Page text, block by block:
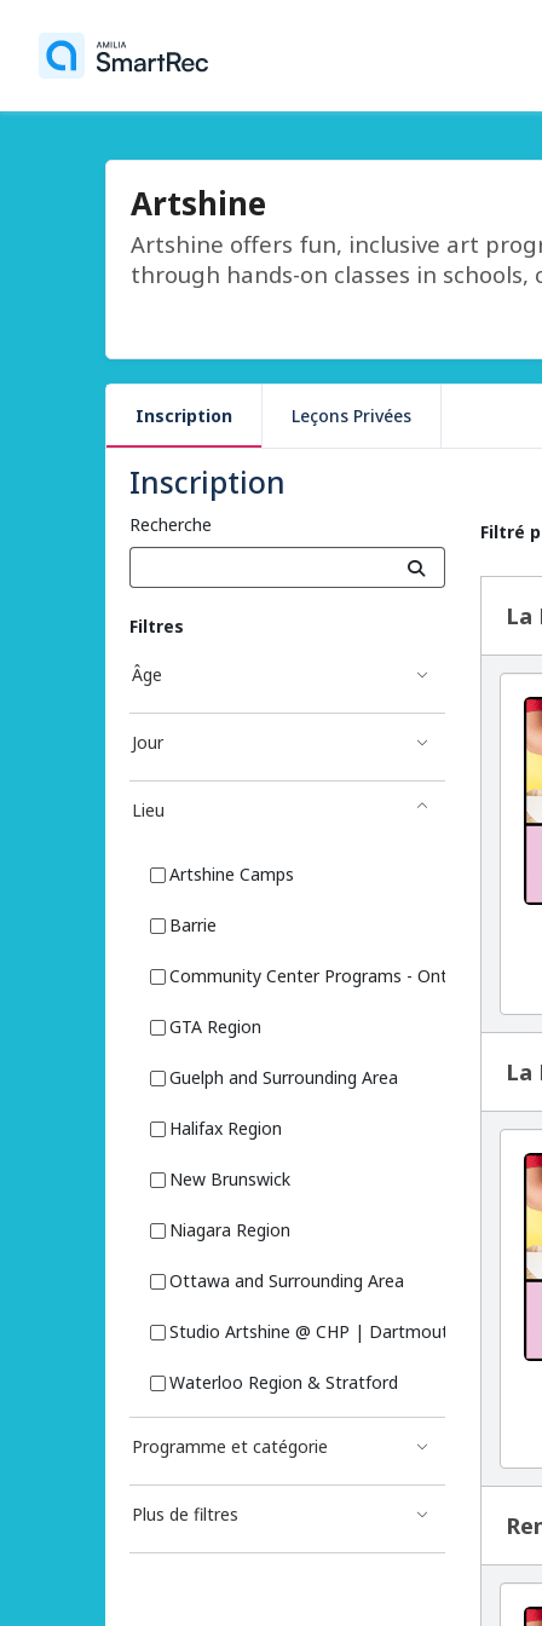
Artshine
Artshine offers fun, inclusive art
through hands-on classes in
Inscription Leçons Privées
Inscription
Recherche
Filtres
Âge
Jour
Lieu
Artshine Camps
Barrie
Community Center Programs - Ontario
GTA Region
Guelph and Surrounding Area
Halifax Region
New Brunswick
Niagara Region
Ottawa and Surrounding Area
Studio Artshine @ CHP | Dartmouth, NS
Waterloo Region & Stratford
Programme et catégorie
Plus de filtres
Filtré
La